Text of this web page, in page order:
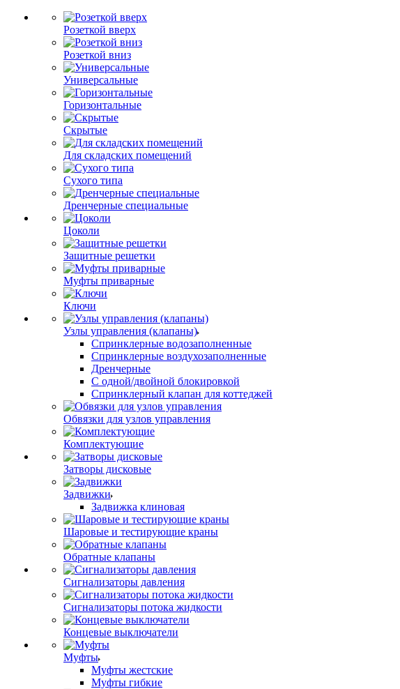
Розеткой вверх
Розеткой вниз
Универсальные
Горизонтальные
Скрытые
Для складских помещений
Сухого типа
Дренчерные специальные
Цоколи
Защитные решетки
Муфты приварные
Ключи
Узлы управления (клапаны)
Спринклерные водозаполненные
Спринклерные воздухозаполненные
Дренчерные
С одной/двойной блокировкой
Спринклерный клапан для коттеджей
Обвязки для узлов управления
Комплектующие
Затворы дисковые
Задвижки
Задвижка клиновая
Шаровые и тестирующие краны
Обратные клапаны
Сигнализаторы давления
Сигнализаторы потока жидкости
Концевые выключатели
Муфты
Муфты жестские
Муфты гибкие